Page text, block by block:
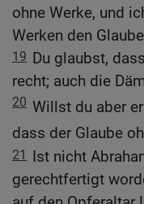
ohne Werke, und
Werken den
19 Du glaubst,
recht; auch die
20 Willst du aber
dass der Glaube
21 Ist nicht
gerechtfertigt